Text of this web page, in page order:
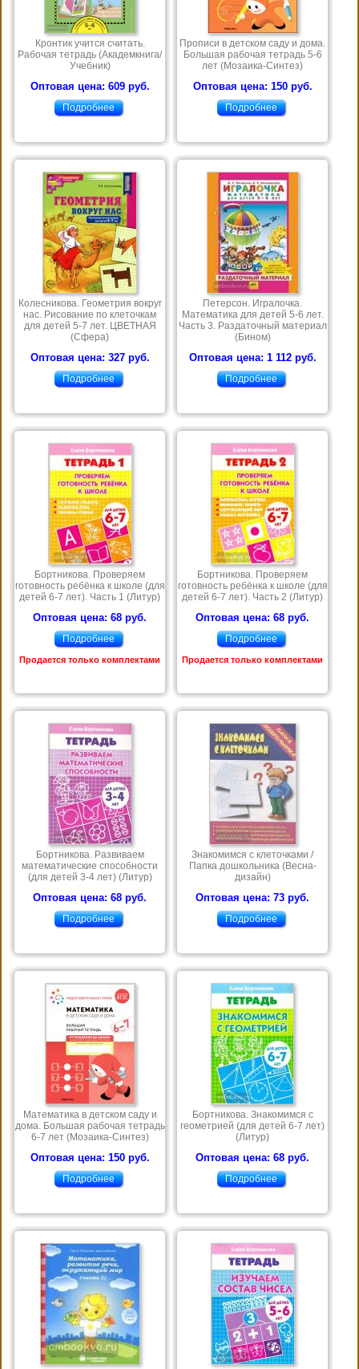
Кронтик учится считать.
Рабочая тетрадь (Академкнига/
Учебник)
Оптовая цена: 609 руб.
Подробнее
Прописи в детском саду и дома.
Большая рабочая тетрадь 5-6
лет (Мозаика-Синтез)
Оптовая цена: 150 руб.
Подробнее
Колесникова. Геометрия вокруг
нас. Рисование по клеточкам
для детей 5-7 лет. ЦВЕТНАЯ
(Сфера)
Оптовая цена: 327 руб.
Подробнее
Петерсон. Игралочка.
Математика для детей 5-6 лет.
Часть 3. Раздаточный материал
(Бином)
Оптовая цена: 1 112 руб.
Подробнее
Бортникова. Проверяем
готовность ребёнка к школе (для
детей 6-7 лет). Часть 1 (Литур)
Оптовая цена: 68 руб.
Подробнее
Продается только комплектами
Бортникова. Проверяем
готовность ребёнка к школе (для
детей 6-7 лет). Часть 2 (Литур)
Оптовая цена: 68 руб.
Подробнее
Продается только комплектами
Бортникова. Развиваем
математические способности
(для детей 3-4 лет) (Литур)
Оптовая цена: 68 руб.
Подробнее
Знакомимся с клеточками /
Папка дошкольника (Весна-
дизайн)
Оптовая цена: 73 руб.
Подробнее
Математика в детском саду и
дома. Большая рабочая тетрадь
6-7 лет (Мозаика-Синтез)
Оптовая цена: 150 руб.
Подробнее
Бортникова. Знакомимся с
геометрией (для детей 6-7 лет)
(Литур)
Оптовая цена: 68 руб.
Подробнее